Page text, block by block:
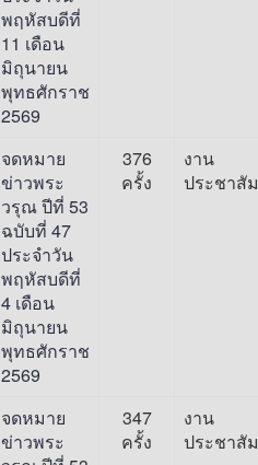
พฤหัสบดีที่
11 เดือน
มิถุนายน
พุทธศักราช
2569
จดหมาย
ข่าวพระ
วรุณ ปีที่ 53
ฉบับที่ 47
ประจำวัน
พฤหัสบดีที่
4 เดือน
มิถุนายน
พุทธศักราช
2569
376
ครั้ง
งาน
ประชาสั
จดหมาย
ข่าวพระ
347
ครั้ง
งาน
ประชาสั